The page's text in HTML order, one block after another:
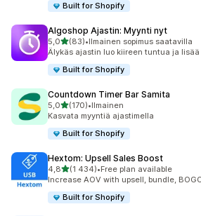
Built for Shopify
Algoshop Ajastin: Myynti nyt
5,0/ 5 tähteä
(83)
83 arvostelua yhteensä
•Ilmainen sopimus saatavilla
Älykäs ajastin luo kiireen tuntua ja lisää
Built for Shopify
Countdown Timer Bar Samita
5,0/ 5 tähteä
(170)
170 arvostelua yhteensä
•Ilmainen
Kasvata myyntiä ajastimella
Built for Shopify
Hextom: Upsell Sales Boost
4,8/ 5 tähteä
(1 434)
1434 arvostelua yhteensä
•Free plan available
Increase AOV with upsell, bundle,
Built for Shopify